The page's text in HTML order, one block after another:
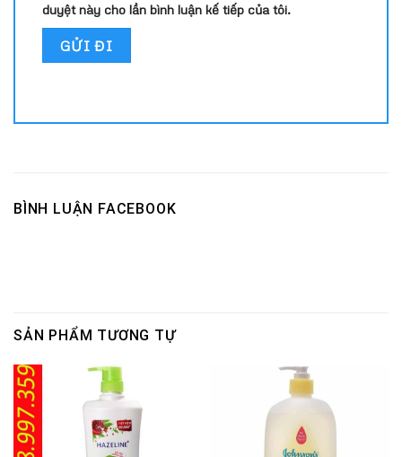
duyệt này cho lần bình luận kế tiếp của tôi.
BÌNH LUẬN FACEBOOK
SẢN PHẨM TƯƠNG TỰ